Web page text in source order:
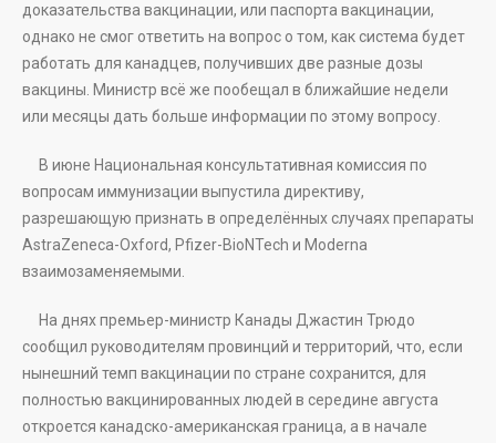
доказательства вакцинации, или паспорта вакцинации,
однако не смог ответить на вопрос о том, как система будет
работать для канадцев, получивших две разные дозы
вакцины. Министр всё же пообещал в ближайшие недели
или месяцы дать больше информации по этому вопросу.
В июне Национальная консультативная комиссия по
вопросам иммунизации выпустила директиву,
разрешающую признать в определённых случаях препараты
AstraZeneca-Oxford, Pfizer-BioNTech и Moderna
взаимозаменяемыми.
На днях премьер-министр Канады Джастин Трюдо
сообщил руководителям провинций и территорий, что, если
нынешний темп вакцинации по стране сохранится, для
полностью вакцинированных людей в середине августа
откроется канадско-американская граница, а в начале